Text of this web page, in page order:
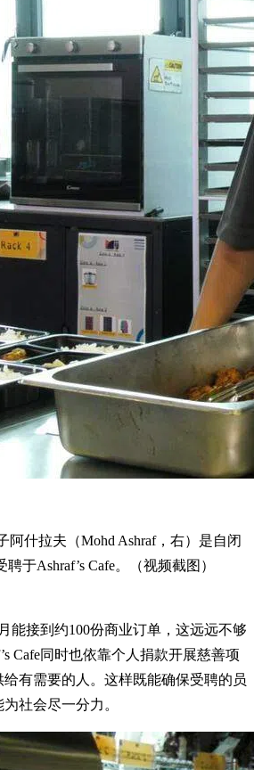
阿什拉夫（Mohd Ashraf，右）是自闭
于Ashraf’s Cafe。（视频截图）
能接到约100份商业订单，这远远不够
Cafe同时也依靠个人捐款开展慈善项
给有需要的人。这样既能确保受聘的员
社会尽一分力。